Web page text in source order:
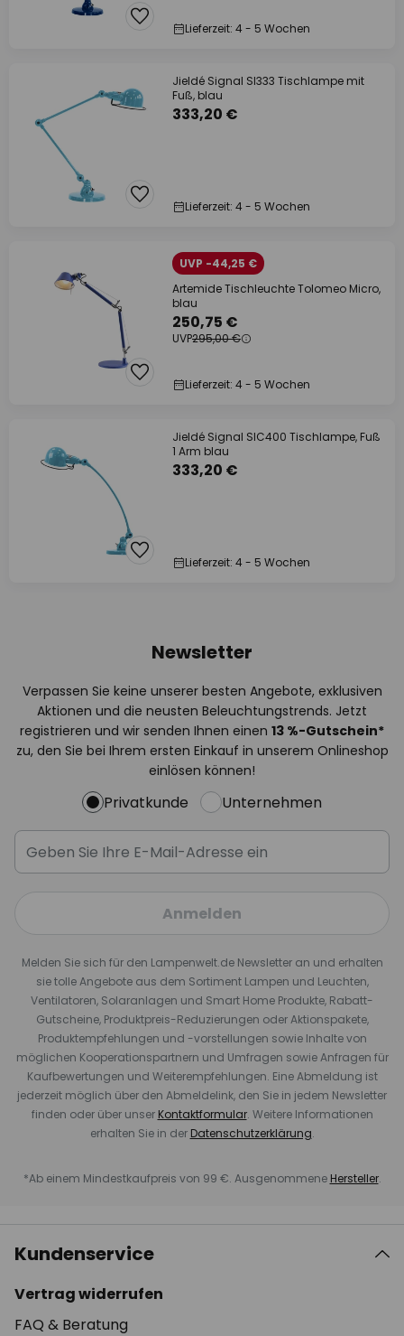
Lieferzeit: 4 - 5 Wochen
Jieldé Signal SI333 Tischlampe mit
Fuß, blau
333,20 €
Lieferzeit: 4 - 5 Wochen
UVP -44,25 €
Artemide Tischleuchte Tolomeo Micro,
blau
250,75 €
UVP295,00 €
Lieferzeit: 4 - 5 Wochen
Jieldé Signal SIC400 Tischlampe, Fuß
1 Arm blau
333,20 €
Lieferzeit: 4 - 5 Wochen
Newsletter
Verpassen Sie keine unserer besten Angebote, exklusiven
Aktionen und die neusten Beleuchtungstrends. Jetzt
registrieren und wir senden Ihnen einen 13 %-Gutschein*
zu, den Sie bei Ihrem ersten Einkauf in unserem Onlineshop
einlösen können!
Privatkunde Unternehmen
Anmelden
Melden Sie sich für den Lampenwelt.de Newsletter an und erhalten
sie tolle Angebote aus dem Sortiment Lampen und Leuchten,
Ventilatoren, Solaranlagen und Smart Home Produkte, Rabatt-
Gutscheine, Produktpreis-Reduzierungen oder Aktionspakete,
Produktempfehlungen und -vorstellungen sowie Inhalte von
möglichen Kooperationspartnern und Umfragen sowie Anfragen für
Kaufbewertungen und Weiterempfehlungen. Eine Abmeldung ist
jederzeit möglich über den Abmeldelink, den Sie in jedem Newsletter
finden oder über unser Kontaktformular. Weitere Informationen
erhalten Sie in der Datenschutzerklärung.
*Ab einem Mindestkaufpreis von 99 €. Ausgenommene Hersteller.
Kundenservice
Vertrag widerrufen
FAQ & Beratung